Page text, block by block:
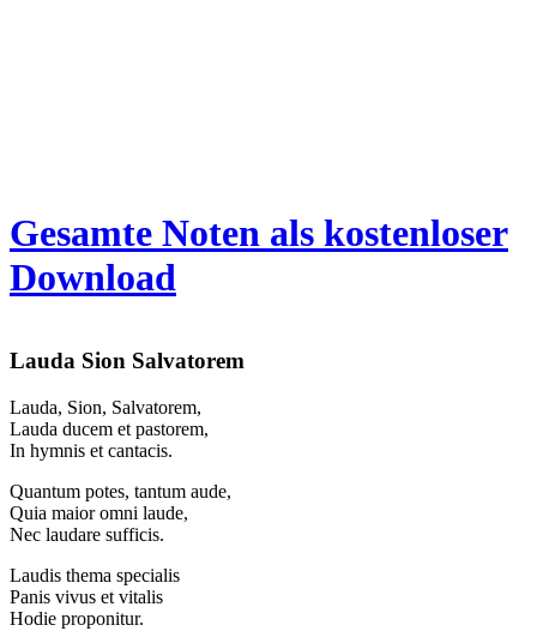
Gesamte Noten als kostenloser
Download
Lauda Sion Salvatorem
Lauda, Sion, Salvatorem,
Lauda ducem et pastorem,
In hymnis et cantacis.
Quantum potes, tantum aude,
Quia maior omni laude,
Nec laudare sufficis.
Laudis thema specialis
Panis vivus et vitalis
Hodie proponitur.